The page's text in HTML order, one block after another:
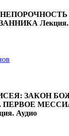
ЗАКОН
ПЕРВОЕ
Аудио